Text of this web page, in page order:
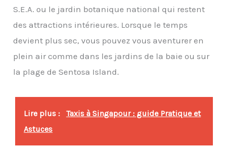
S.E.A. ou le jardin botanique national qui restent
des attractions intérieures. Lorsque le temps
devient plus sec, vous pouvez vous aventurer en
plein air comme dans les jardins de la baie ou sur
la plage de Sentosa Island.
Lire plus :
Taxis à Singapour : guide Pratique et
Astuces